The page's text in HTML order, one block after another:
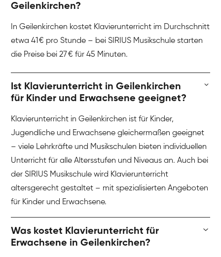
Geilenkirchen?
In Geilenkirchen kostet Klavierunterricht im Durchschnitt
etwa 41 € pro Stunde – bei SIRIUS Musikschule starten
die Preise bei 27 € für 45 Minuten.
Ist Klavierunterricht in Geilenkirchen
für Kinder und Erwachsene geeignet?
Klavierunterricht in Geilenkirchen ist für Kinder,
Jugendliche und Erwachsene gleichermaßen geeignet
– viele Lehrkräfte und Musikschulen bieten individuellen
Unterricht für alle Altersstufen und Niveaus an. Auch bei
der SIRIUS Musikschule wird Klavierunterricht
altersgerecht gestaltet – mit spezialisierten Angeboten
für Kinder und Erwachsene.
Was kostet Klavierunterricht für
Erwachsene in Geilenkirchen?